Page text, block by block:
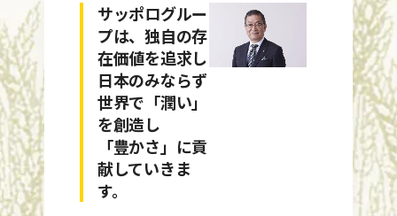
サッポログルー
プは、独自の存
在価値を追求し
日本のみならず
世界で「潤い」
を創造し
「豊かさ」に貢
献していきま
す。